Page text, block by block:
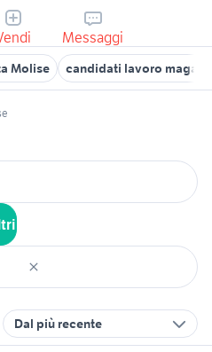
Messaggi
Molise candidati lavoro
Dal più recente